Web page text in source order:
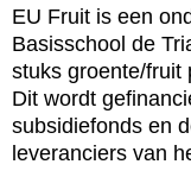
EU Fruit is een
Basisschool de
stuks groente/fruit
Dit wordt
subsidiefonds en
leveranciers van